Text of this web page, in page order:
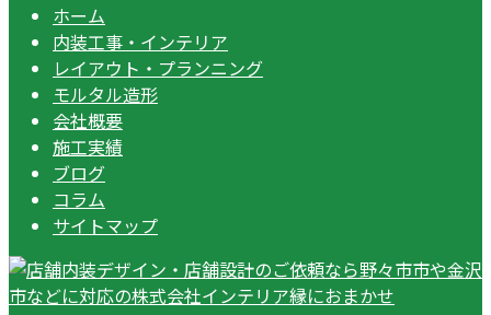
ホーム
内装工事・インテリア
レイアウト・プランニング
モルタル造形
会社概要
施工実績
ブログ
コラム
サイトマップ